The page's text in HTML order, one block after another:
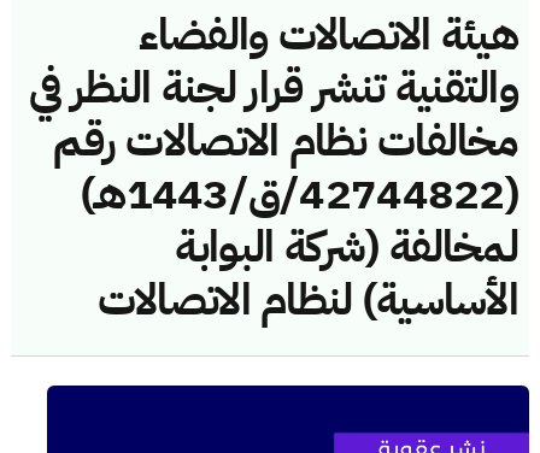
هيئة الاتصالات والفضاء
والتقنية تنشر قرار لجنة النظر في
مخالفات نظام الاتصالات رقم
(42744822/ق/1443هـ)
لمخالفة (شركة البوابة
الأساسية) لنظام الاتصالات